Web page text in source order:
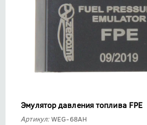
Эмулятор давления топлива FPE
Артикул:WEG-68AH